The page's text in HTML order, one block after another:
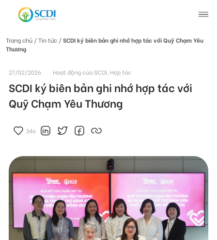
Hoạt động của SCDI
Tin tức chung
Tuyển dụng
Tài liệu
Liên hệ
Trang chủ / Tin tức /SCDI ký biên bản ghi nhớ hợp tác với Quỹ Chạm Yêu
Thương
27/02/2026 Hoạt động của SCDI, Hợp tác
SCDI ký biên bản ghi nhớ hợp tác với
Quỹ Chạm Yêu Thương
346